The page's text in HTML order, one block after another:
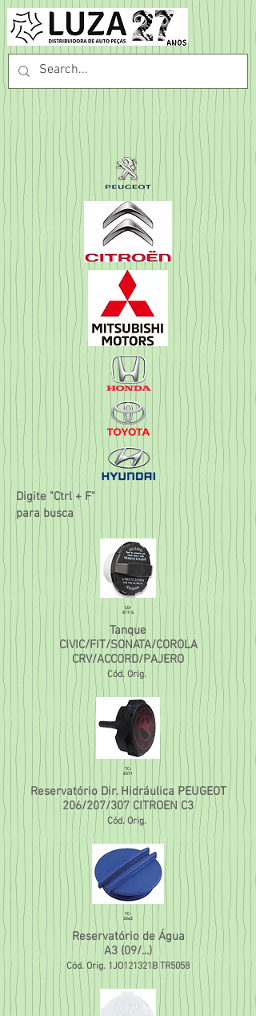
Digite "Ctrl + F"
para busca
CG-
817-S
Tanque
CIVIC/FIT/SONATA/COROLA
CRV/ACCORD/PAJERO
Cód. Orig.
TC-
2071
Reservatório Dir. Hidráulica PEUGEOT
206/207/307 CITROEN C3
Cód. Orig.
TC-
3062
Reservatório de Água
A3 (09/...)
Cód. Orig. 1JO121321B TR5058